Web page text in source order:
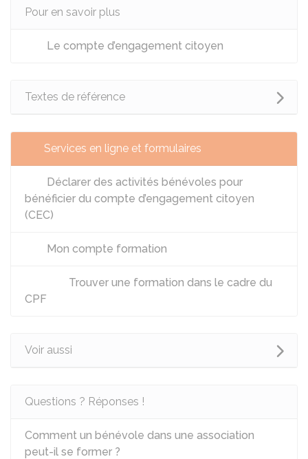
Pour en savoir plus
Le compte d’engagement citoyen
Textes de référence
Services en ligne et formulaires
Déclarer des activités bénévoles pour
bénéficier du compte d’engagement citoyen
(CEC)
Mon compte formation
Trouver une formation dans le cadre du
CPF
Voir aussi
Questions ? Réponses !
Comment un bénévole dans une association
peut-il se former ?